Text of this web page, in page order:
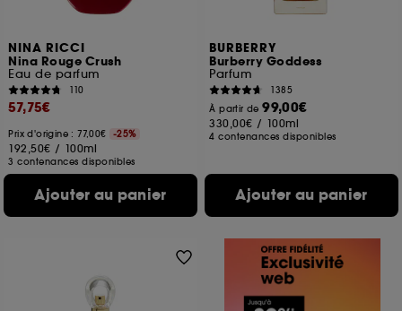
NINA RICCI
Nina Rouge Crush
Eau de parfum
110
57,75€
Prix d'origine : 77,00€ -25%
192,50€ / 100ml
3 contenances disponibles
Ajouter au panier
BURBERRY
Burberry Goddess
Parfum
1385
À partir de99,00€
330,00€ / 100ml
4 contenances disponibles
Ajouter au panier